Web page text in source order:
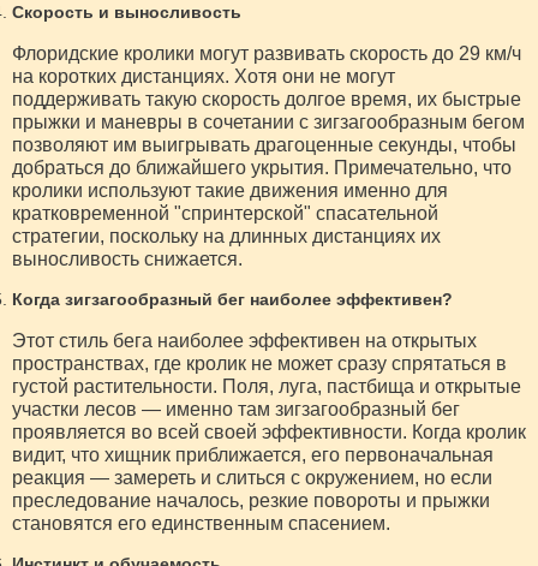
Скорость и выносливость
Флоридские кролики могут развивать скорость до 29 км/ч
на коротких дистанциях. Хотя они не могут
поддерживать такую скорость долгое время, их быстрые
прыжки и маневры в сочетании с зигзагообразным бегом
позволяют им выигрывать драгоценные секунды, чтобы
добраться до ближайшего укрытия. Примечательно, что
кролики используют такие движения именно для
кратковременной "спринтерской" спасательной
стратегии, поскольку на длинных дистанциях их
выносливость снижается.
Когда зигзагообразный бег наиболее эффективен?
Этот стиль бега наиболее эффективен на открытых
пространствах, где кролик не может сразу спрятаться в
густой растительности. Поля, луга, пастбища и открытые
участки лесов — именно там зигзагообразный бег
проявляется во всей своей эффективности. Когда кролик
видит, что хищник приближается, его первоначальная
реакция — замереть и слиться с окружением, но если
преследование началось, резкие повороты и прыжки
становятся его единственным спасением.